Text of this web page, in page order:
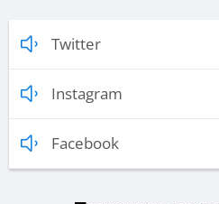
Twitter
Instagram
Facebook